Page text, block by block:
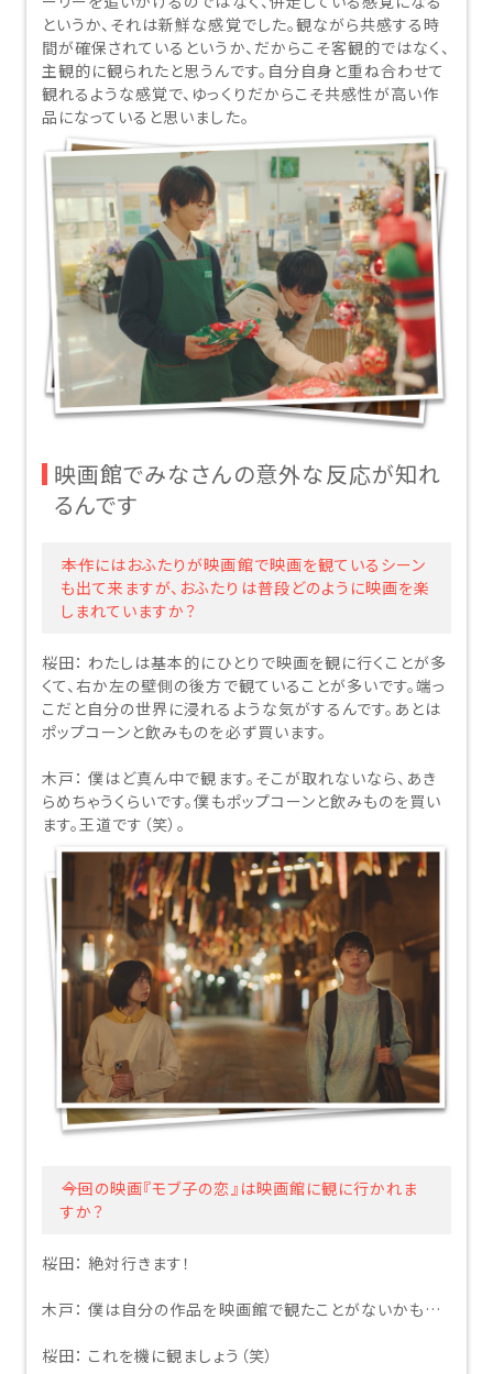
チケット購入
というか、それは新鮮な感覚でした。観ながら共感する時
間が確保されているというか、だからこそ客観的ではなく、
主観的に観られたと思うんです。自分自身と重ね合わせて
観れるような感覚で、ゆっくりだからこそ共感性が高い作
品になっていると思いました。
映画館でみなさんの意外な反応が知れ
るんです
――本作にはおふたりが映画館で映画を観ているシーン
も出て来ますが、おふたりは普段どのように映画を楽
しまれていますか？
桜田： わたしは基本的にひとりで映画を観に行くことが多
くて、右か左の壁側の後方で観ていることが多いです。端っ
こだと自分の世界に浸れるような気がするんです。あとは
ポップコーンと飲みものを必ず買います。
木戸： 僕はど真ん中で観ます。そこが取れないなら、あき
らめちゃうくらいです。僕もポップコーンと飲みものを買い
ます。王道です（笑）。
――今回の映画『モブ子の恋』は映画館に観に行かれま
すか？
桜田： 絶対行きます！
木戸： 僕は自分の作品を映画館で観たことがないかも…
桜田： これを機に観ましょう（笑）